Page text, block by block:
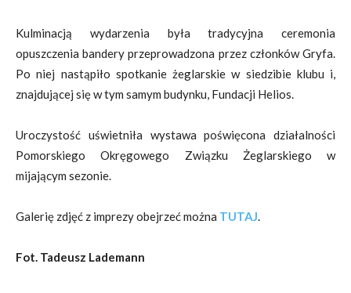
Kulminacją wydarzenia była tradycyjna ceremonia
opuszczenia bandery przeprowadzona przez członków Gryfa.
Po niej nastąpiło spotkanie żeglarskie w siedzibie klubu i,
znajdującej się w tym samym budynku, Fundacji Helios.
Uroczystość uświetniła wystawa poświęcona działalności
Pomorskiego Okręgowego Związku Żeglarskiego w
mijającym sezonie.
Galerię zdjęć z imprezy obejrzeć można TUTAJ.
Fot. Tadeusz Lademann